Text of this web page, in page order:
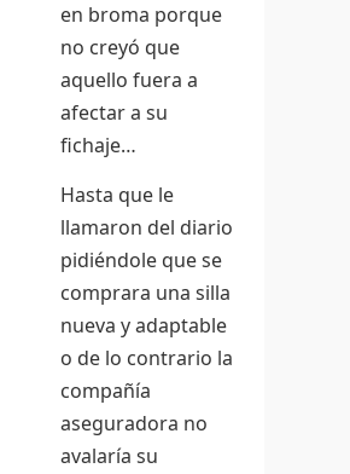
en broma porque
no creyó que
aquello fuera a
afectar a su
fichaje…
Hasta que le
llamaron del diario
pidiéndole que se
comprara una silla
nueva y adaptable
o de lo contrario la
compañía
aseguradora no
avalaría su